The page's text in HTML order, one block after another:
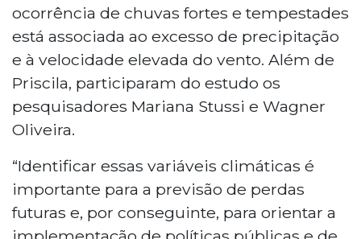
ocorrência de chuvas fortes e tempestades
está associada ao excesso de precipitação
e à velocidade elevada do vento. Além de
Priscila, participaram do estudo os
pesquisadores Mariana Stussi e Wagner
Oliveira.
“Identificar essas variáveis climáticas é
importante para a previsão de perdas
futuras e, por conseguinte, para orientar a